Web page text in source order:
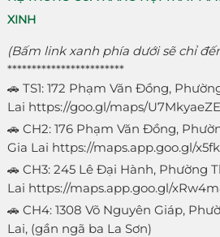
XINH
(Bấm link xanh phía dưới sẽ chỉ
************************
🚗 TS1: 172 Phạm Văn Đồng,
Lai https://goo.gl/maps/
🚗 CH2: 176 Phạm Văn Đồng,
Gia Lai https://maps.app.goo.gl/
🚗 CH3: 245 Lê Đại Hành, Phường
Lai https://maps.app.goo.gl/
🚗 CH4: 1308 Võ Nguyên Giáp,
Lai, (gần ngã ba La Sơn)